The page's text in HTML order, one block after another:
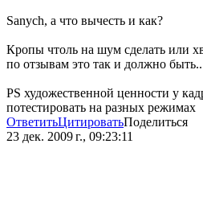
Sanych, а что вычесть и как?
Кропы чтоль на шум сделать или
по отзывам это так и должно
PS художественной ценности у
потестировать на разных режимах
ОтветитьЦитироватьПоделиться
23 дек. 2009 г., 09:23:11